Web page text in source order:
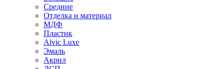
Средние
Отделка и материал
МДФ
Пластик
Alvic Luxe
Эмаль
Акрил